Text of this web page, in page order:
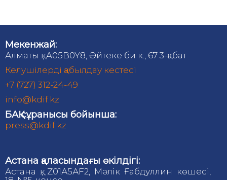
Мекенжай:
Алматы қ., A05B0Y8, Әйтеке би к., 67 3-қабат
Келушілерді қабылдау кестесі
+7 (727) 312-24-49
info@kdif.kz
БАҚ сұранысы бойынша:
press@kdif.kz
Астана қаласындағы өкілдігі:
Астана қ., Z01А5АF2, Мәлік Ғабдуллин көшесі,